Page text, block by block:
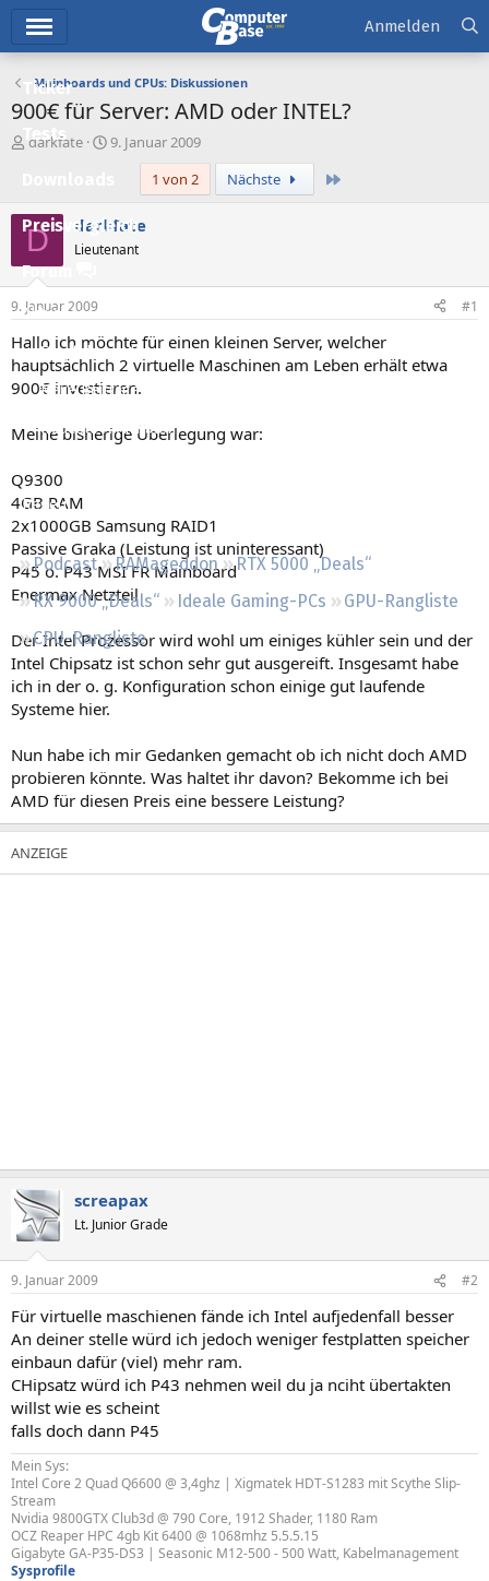
Ticker
Tests
Preisvergleich
Forum
Aktuelles
Empfohlene Inhalte
Neue Beiträge
Neueste Aktivitäten
Regeln
Podcast RAMageddon
RTX 5000 „Deals“
RX 9000 „Deals“
Ideale Gaming-PCs
GPU-Rangliste
CPU-Rangliste
Anmelden
Mainboards und CPUs: Diskussionen
900€ für Server: AMD oder INTEL?
E
e
e
darkfate
E
e
l
m
9. Januar 2009
1 von 2
Nächste
D darkfate
Lieutenant
9. Januar 2009 #1
Hallo ich möchte für einen kleinen Server, welcher
hauptsächlich 2 virtuelle Maschinen am Leben erhält etwa
900€ investieren.
Meine bisherige Überlegung war:
Q9300
4GB RAM
2x1000GB Samsung RAID1
Passive Graka (Leistung ist uninteressant)
P45 o. P43 MSI FR Mainboard
Enermax Netzteil
Der Intel Prozessor wird wohl um einiges kühler sein und der
Intel Chipsatz ist schon sehr gut ausgereift. Insgesamt habe
ich in der o. g. Konfiguration schon einige gut laufende
Systeme hier.
Nun habe ich mir Gedanken gemacht ob ich nicht doch AMD
probieren könnte. Was haltet ihr davon? Bekomme ich bei
AMD für diesen Preis eine bessere Leistung?
screapax
Lt. Junior Grade
9. Januar 2009 #2
Für virtuelle maschienen fände ich Intel aufjedenfall besser
An deiner stelle würd ich jedoch weniger festplatten speicher
einbaun dafür (viel) mehr ram.
CHipsatz würd ich P43 nehmen weil du ja nciht übertakten
willst wie es scheint
falls doch dann P45
Mein Sys:
Intel Core 2 Quad Q6600 @ 3,4ghz | Xigmatek HDT-S1283 mit Scythe Slip-
Stream
Nvidia 9800GTX Club3d @ 790 Core, 1912 Shader, 1180 Ram
OCZ Reaper HPC 4gb Kit 6400 @ 1068mhz 5.5.5.15
Gigabyte GA-P35-DS3 | Seasonic M12-500 - 500 Watt, Kabelmanagement
Sysprofile